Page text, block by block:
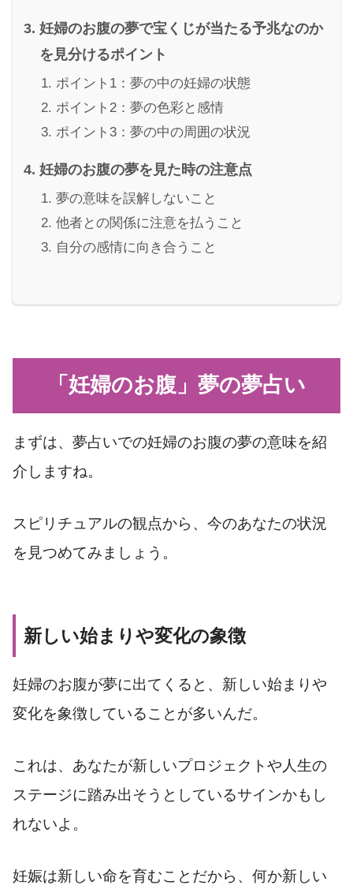
妊婦のお腹の夢で宝くじが当たる予兆なのか
を見分けるポイント
ポイント1：夢の中の妊婦の状態
ポイント2：夢の色彩と感情
ポイント3：夢の中の周囲の状況
妊婦のお腹の夢を見た時の注意点
夢の意味を誤解しないこと
他者との関係に注意を払うこと
自分の感情に向き合うこと
「妊婦のお腹」夢の夢占い
まずは、夢占いでの妊婦のお腹の夢の意味を紹
介しますね。
スピリチュアルの観点から、今のあなたの状況
を見つめてみましょう。
新しい始まりや変化の象徴
妊婦のお腹が夢に出てくると、新しい始まりや
変化を象徴していることが多いんだ。
これは、あなたが新しいプロジェクトや人生の
ステージに踏み出そうとしているサインかもし
れないよ。
妊娠は新しい命を育むことだから、何か新しい